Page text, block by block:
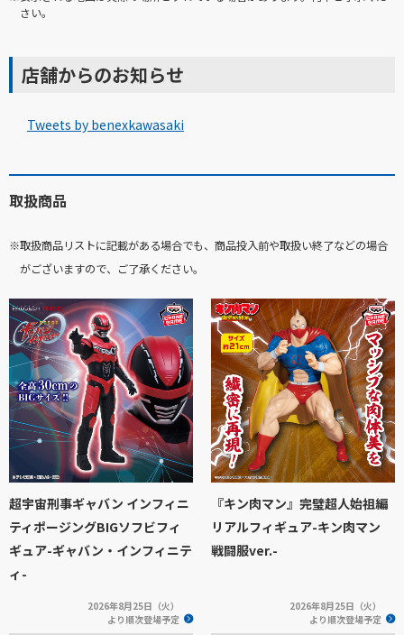
さい。
店舗からのお知らせ
Tweets by benexkawasaki
取扱商品
※取扱商品リストに記載がある場合でも、商品投入前や取扱い終了などの場合
がございますので、ご了承ください。
超宇宙刑事ギャバン インフィニ
ティポージングBIGソフビフィ
ギュア-ギャバン・インフィニテ
ィ-
2026年8月25日（火）
より順次登場予定
『キン肉マン』完璧超人始祖編
リアルフィギュア-キン肉マン
戦闘服ver.-
2026年8月25日（火）
より順次登場予定